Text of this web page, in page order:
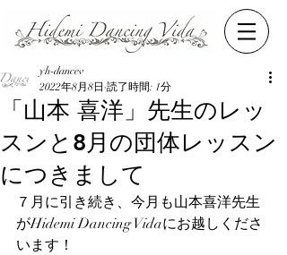
「山本 喜洋」先生のレッ
スンと8月の団体レッスン
につきまして
yh-dancev
2022年8月8日 読了時間: 1分
７月に引き続き、今月も山本喜洋先生
がHidemi Dancing Vidaにお越しくださ
います！